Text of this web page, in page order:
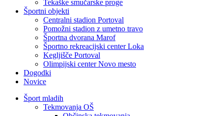
Tekaške smučarske proge
Športni objekti
Centralni stadion Portoval
Pomožni stadion z umetno travo
Športna dvorana Marof
Športno rekreacijski center Loka
Kegljišče Portoval
Olimpijski center Novo mesto
Dogodki
Novice
Šport mladih
Tekmovanja OŠ